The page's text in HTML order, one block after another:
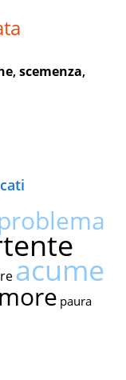
,scemenza,
acume
paura